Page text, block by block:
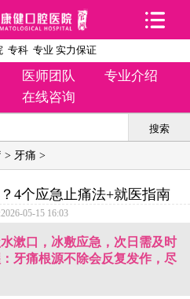
专科 专业 实力保证
医师团队
专业介绍
在线咨询
搜索
> 牙痛 >
4个应急止痛法+就医指南
05-15 16:03
漱口，冰敷应急，次日需及时
牙痛根源不除会反复发作，尽